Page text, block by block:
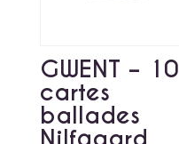
GWENT – 10
cartes
ballades